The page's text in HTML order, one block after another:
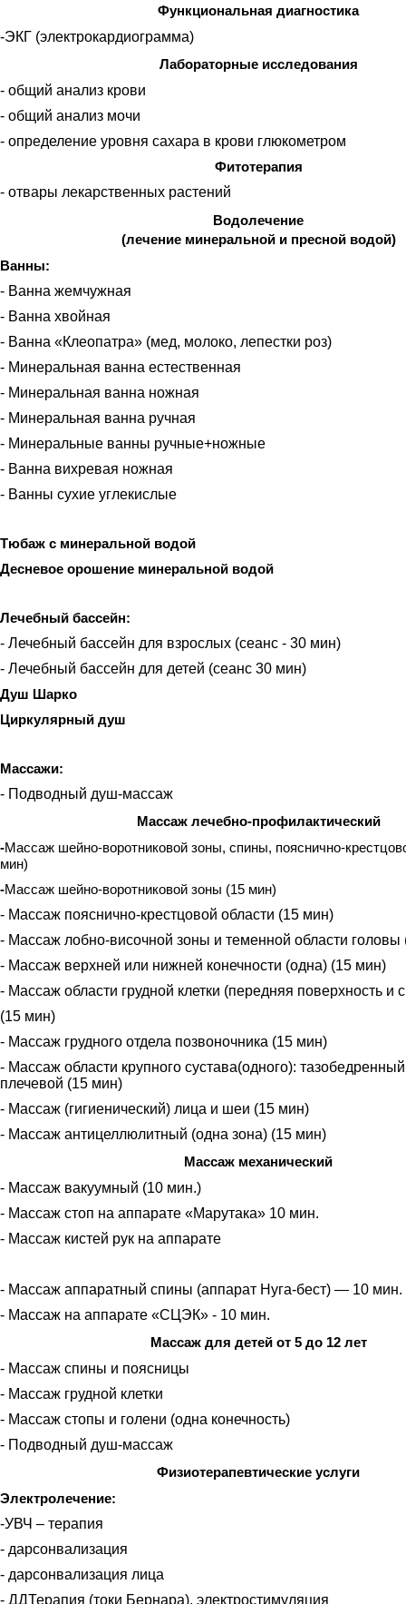
Функциональная диагностика
-ЭКГ (электрокардиограмма)
Лабораторные исследования
- общий анализ крови
- общий анализ мочи
- определение уровня сахара в крови глюкометром
Фитотерапия
- отвары лекарственных растений
Водолечение
(лечение минеральной и пресной водой)
Ванны:
- Ванна жемчужная
- Ванна хвойная
- Ванна «Клеопатра» (мед, молоко, лепестки роз)
- Минеральная ванна естественная
- Минеральная ванна ножная
- Минеральная ванна ручная
- Минеральные ванны ручные+ножные
- Ванна вихревая ножная
- Ванны сухие углекислые
Тюбаж с минеральной водой
Десневое орошение минеральной водой
Лечебный бассейн:
- Лечебный бассейн для взрослых (сеанс - 30 мин)
- Лечебный бассейн для детей (сеанс 30 мин)
Душ Шарко
Циркулярный душ
Массажи:
- Подводный душ-массаж
Массаж лечебно-профилактический
-Массаж шейно-воротниковой зоны, спины, пояснично-
мин)
-Массаж шейно-воротниковой зоны (15 мин)
- Массаж пояснично-крестцовой области (15 мин)
- Массаж лобно-височной зоны и теменной области головы
- Массаж верхней или нижней конечности (одна) (15 мин)
- Массаж области грудной клетки (передняя поверхность и
(15 мин)
- Массаж грудного отдела позвоночника (15 мин)
- Массаж области крупного сустава(одного):
плечевой (15 мин)
- Массаж (гигиенический) лица и шеи (15 мин)
- Массаж антицеллюлитный (одна зона) (15 мин)
Массаж механический
- Массаж вакуумный (10 мин.)
- Массаж стоп на аппарате «Марутака» 10 мин.
- Массаж кистей рук на аппарате
- Массаж аппаратный спины (аппарат Нуга-бест) — 10 мин.
- Массаж на аппарате «СЦЭК» - 10 мин.
Массаж для детей от 5 до 12 лет
- Массаж спины и поясницы
- Массаж грудной клетки
- Массаж стопы и голени (одна конечность)
- Подводный душ-массаж
Физиотерапевтические услуги
Электролечение:
-УВЧ – терапия
- дарсонвализация
- дарсонвализация лица
- ДДТерапия (токи Бернара), электростимуляция